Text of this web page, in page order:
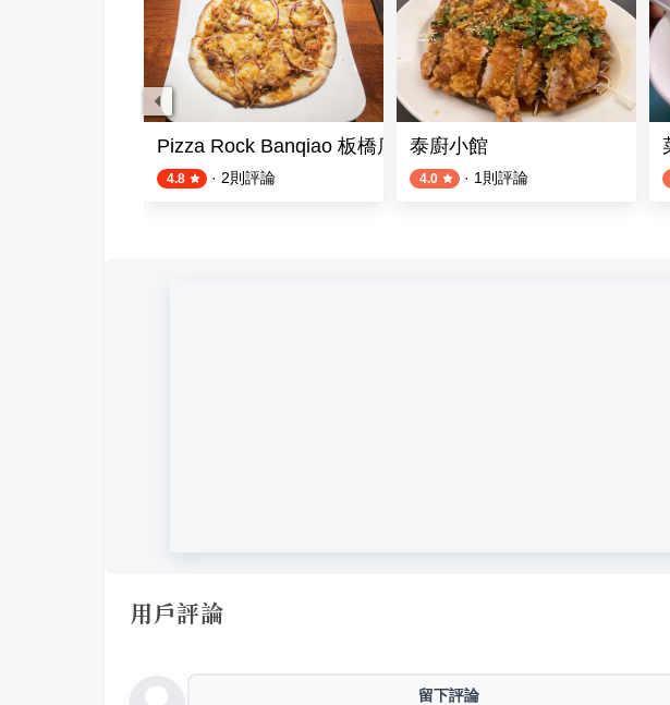
外送 （原東京屋）Pizza Rock Banqiao 板橋店
4.8 · 2則評論
泰廚小館
4.0 · 1 則評論
用戶評論
留下評論